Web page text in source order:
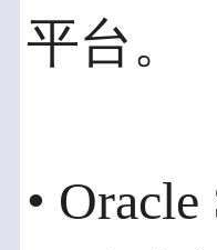
平台。
•